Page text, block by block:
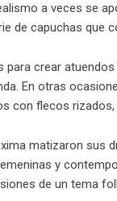
a veces se
de capuchas que
crear
En otras
con flecos
matizaron sus
y
de un tema